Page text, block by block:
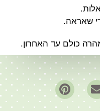
שאראה.
כולם עד האחרון.